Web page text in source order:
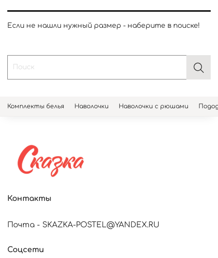
Если не нашли нужный размер - наберите в поиске!
Комплекты белья Наволочки Наволочки с рюшами
Контакты
Почта - SKAZKA-POSTEL@YANDEX.RU
Соцсети